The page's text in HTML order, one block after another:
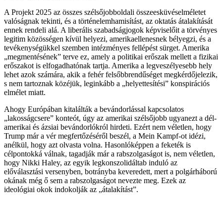
A Projekt 2025 az összes szélsőjobboldali összeesküvéselméletet
valóságnak tekinti, és a történelemhamisítást, az oktatás átalakítását
ennek rendeli alá. A liberális szabadságjogok képviselőit a törvényes
legitim közösségen kívül helyezi, amerikaellenesnek bélyegzi, és a
tevékenységükkel szemben intézményes fellépést sürget. Amerika
„megmentésének” terve ez, amely a politikai erőszak mellett a fizikai
erőszakot is elfogadhatónak tartja. Amerika a legveszélyesebb hely
lehet azok számára, akik a fehér felsőbbrendűséget megkérdőjelezik,
s nem tartoznak közéjük, leginkább a „helyettesítési” konspirációs
elmélet miatt.
Ahogy Európában kitalálták a bevándorlással kapcsolatos
„lakosságcsere” konteót, úgy az amerikai szélsőjobb ugyanezt a dél-
amerikai és ázsiai bevándorlókról hirdeti. Ezért nem véletlen, hogy
Trump már a vér megfertőzéséről beszél, a Mein Kampf-ot idézi,
anélkül, hogy azt olvasta volna. Hasonlóképpen a feketék is
célpontokká válnak, tagadják már a rabszolgaságot is, nem véletlen,
hogy Nikki Haley, az egyik legkonszolidáltab induló az
előválasztási versenyben, botrányba keveredett, mert a polgárháború
okának még ő sem a rabszolgaságot nevezte meg. Ezek az
ideológiai okok indokolják az „átalakítást”.